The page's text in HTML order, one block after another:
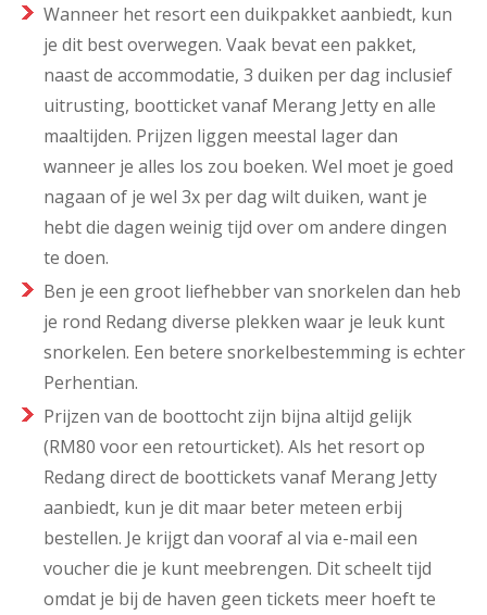
Wanneer het resort een duikpakket aanbiedt, kun
je dit best overwegen. Vaak bevat een pakket,
naast de accommodatie, 3 duiken per dag inclusief
uitrusting, bootticket vanaf Merang Jetty en alle
maaltijden. Prijzen liggen meestal lager dan
wanneer je alles los zou boeken. Wel moet je goed
nagaan of je wel 3x per dag wilt duiken, want je
hebt die dagen weinig tijd over om andere dingen
te doen.
Ben je een groot liefhebber van snorkelen dan heb
je rond Redang diverse plekken waar je leuk kunt
snorkelen. Een betere snorkelbestemming is echter
Perhentian.
Prijzen van de boottocht zijn bijna altijd gelijk
(RM80 voor een retourticket). Als het resort op
Redang direct de boottickets vanaf Merang Jetty
aanbiedt, kun je dit maar beter meteen erbij
bestellen. Je krijgt dan vooraf al via e-mail een
voucher die je kunt meebrengen. Dit scheelt tijd
omdat je bij de haven geen tickets meer hoeft te